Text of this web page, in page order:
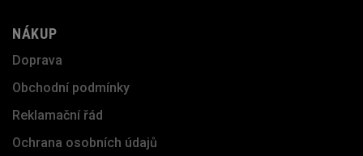
NÁKUP
Doprava
Obchodní podmínky
Reklamační řád
Ochrana osobních údajů